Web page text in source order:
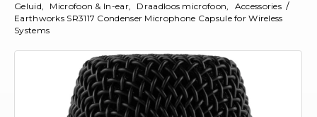
Geluid, Microfoon & In-ear, Draadloos microfoon,
Accessories
Earthworks SR3117 Condenser Microphone Capsule for Wireless
Systems